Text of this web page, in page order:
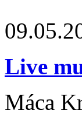
Live
Máca